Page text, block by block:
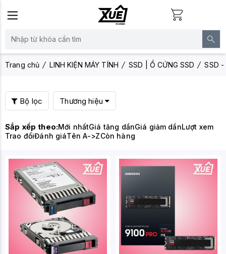
Trang chủ LINH KIỆN MÁY TÍNH SSD | Ổ CỨNG SSD SSD
Bộ lọc Thương hiệu
Sắp xếp theo:Mới nhấtGiá tăng dầnGiá giảm dầnLượt xem
Trao đổiĐánh giáTên A->ZCòn hàng